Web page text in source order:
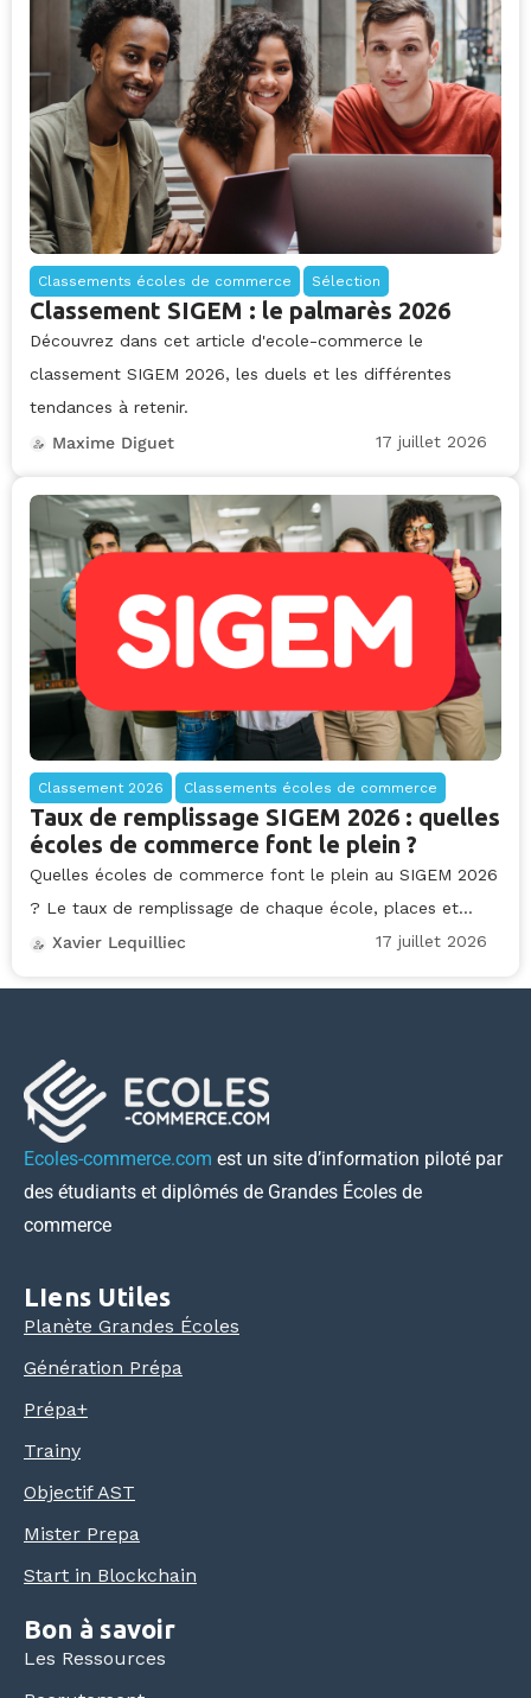
Classements écoles de commerce Sélection
Classement SIGEM : le palmarès 2026
Découvrez dans cet article d'ecole-commerce le
classement SIGEM 2026, les duels et les différentes
tendances à retenir.
Maxime Diguet
17 juillet 2026
Classement 2026 Classements écoles de commerce
Taux de remplissage SIGEM 2026 : quelles
écoles de commerce font le plein ?
Quelles écoles de commerce font le plein au SIGEM 2026
? Le taux de remplissage de chaque école, places et...
Xavier Lequilliec
17 juillet 2026
Ecoles-commerce.com est un site d’information piloté par
des étudiants et diplômés de Grandes Écoles de
commerce
LIens Utiles
Planète Grandes Écoles
Génération Prépa
Prépa+
Trainy
Objectif AST
Mister Prepa
Start in Blockchain
Bon à savoir
Les Ressources